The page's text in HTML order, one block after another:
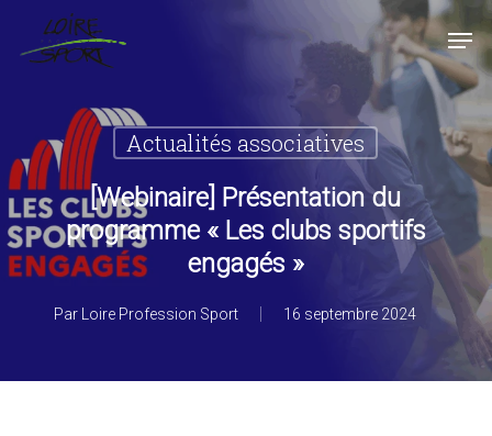
Panneau de gestion des cookies
contenu
Actualités associatives
[Webinaire] Présentation du
programme « Les clubs sportifs
engagés »
Par Loire Profession Sport 16 septembre 2024
Fermer
le
menu